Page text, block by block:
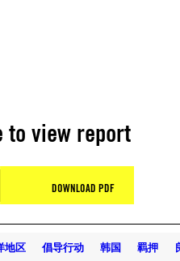
to view report
DOWNLOAD PDF
地区 倡导行动 韩国 羁押